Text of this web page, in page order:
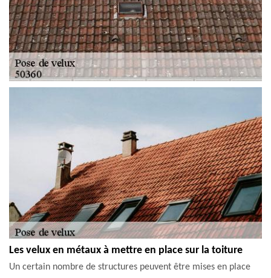
Les velux en métaux à mettre en place sur la toiture
Un certain nombre de structures peuvent être mises en place